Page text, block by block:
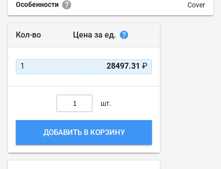
Особенности Cover
Кол-во Цена за ед.
1 28497.31 ₽
шт.
ДОБАВИТЬ В КОРЗИНУ